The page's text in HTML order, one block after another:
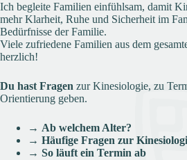
Ich begleite Familien einfühlsam, damit
mehr Klarheit, Ruhe und Sicherheit im
Bedürfnisse der Familie.
Viele zufriedene Familien aus dem
herzlich!
Du hast Fragen zur Kinesiologie, zu
Orientierung geben.
→ Ab welchem Alter?
→ Häufige Fragen zur
→ So läuft ein Termin ab